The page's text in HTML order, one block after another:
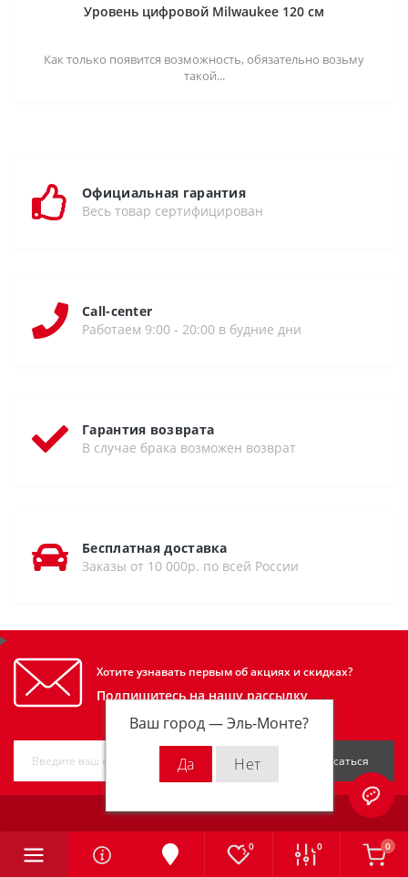
Ваш город —Эль-Монте?
0 0 0
Уровень цифровой Milwaukee 120 см
Как только появится возможность, обязательно возьму
такой...
Официальная гарантия
Весь товар сертифицирован
Call-center
Работаем 9:00 - 20:00 в будние дни
Гарантия возврата
В случае брака возможен возврат
Бесплатная доставка
Заказы от 10 000р. по всей России
Хотите узнавать первым об акциях и скидках?
Подпишитесь на нашу рассылку
Подписаться
ИНФОРМАЦИЯ